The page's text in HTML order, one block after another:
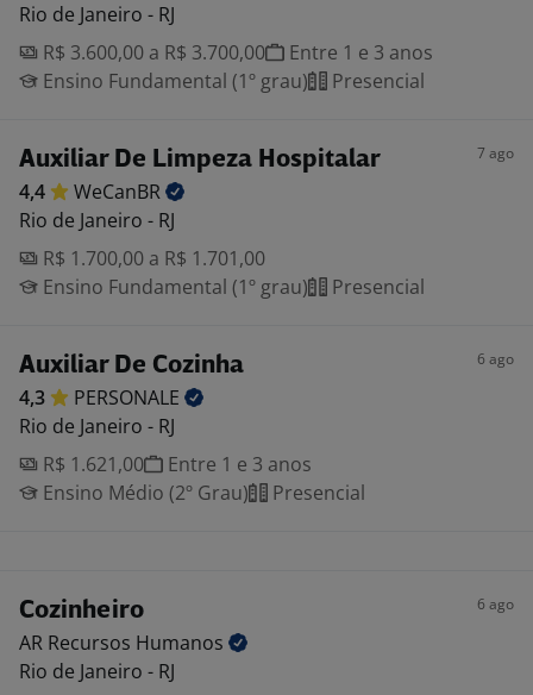
Rio de Janeiro - RJ
R$ 3.600,00 a R$ 3.700,00
Entre 1 e 3 anos
Ensino Fundamental (1º grau)
Presencial
Auxiliar De Limpeza Hospitalar 7 ago
4,4
WeCanBR
Rio de Janeiro - RJ
R$ 1.700,00 a R$ 1.701,00
Ensino Fundamental (1º grau)
Presencial
Auxiliar De Cozinha 6 ago
4,3
PERSONALE
Rio de Janeiro - RJ
R$ 1.621,00
Entre 1 e 3 anos
Ensino Médio (2º Grau)
Presencial
Cozinheiro 6 ago
AR Recursos Humanos
Rio de Janeiro - RJ